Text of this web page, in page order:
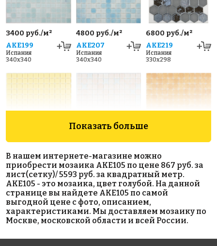
3400 руб./м²
AKE199
Испания
340x340
4800 руб./м²
AKE207
Испания
340x340
6800 руб./м²
AKE219
Испания
330x298
AKE046
Испания
313x495
AKE103
Испания
313x495
AKE102
Испания
313x495
Показать больше
В нашем интернете-магазине можно
приобрести мозаика AKE105 по цене 867 руб. за
лист(сетку)/ 5593 руб. за квадратный метр.
AKE105 - это мозаика, цвет голубой. На данной
странице вы найдете AKE105 по самой
выгодной цене с фото, описанием,
характеристиками. Мы доставляем мозаику по
Москве, московской области и всей России.